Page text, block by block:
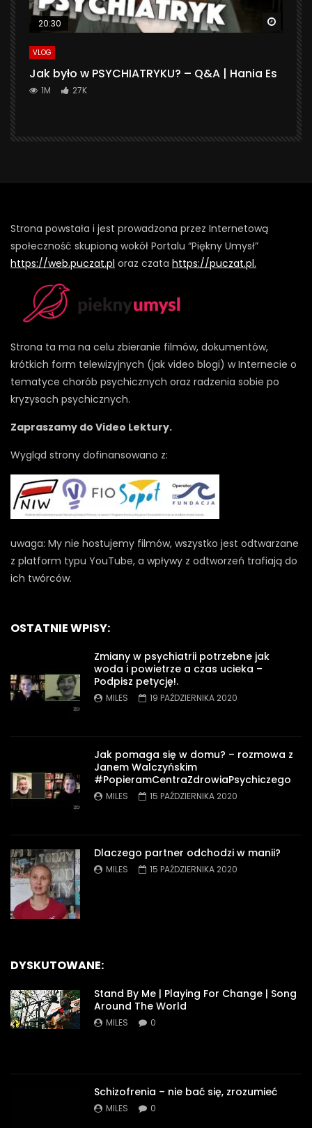
20:30
VLOG
Jak było w PSYCHIATRYKU? – Q&A | Hania Es
1M 27K
Strona powstała i jest prowadzona przez Internetową
społeczność skupioną wokół Portalu “Piękny Umysł”
https://web.puczat.pl oraz czata https://puczat.pl.
Strona ta ma na celu zbieranie filmów, dokumentów,
krótkich form telewizyjnych (jak video blogi) w Internecie o
tematyce chorób psychicznych oraz radzenia sobie po
kryzysach psychicznych.
Zapraszamy do Video Lektury.
Wygląd strony dofinansowano z:
uwaga: My nie hostujemy filmów, wszystko jest odtwarzane
z platform typu YouTube, a wpływy z odtworzeń trafiają do
ich twórców.
OSTATNIE WPISY:
Zmiany w psychiatrii potrzebne jak
woda i powietrze a czas ucieka –
Podpisz petycję!.
MILES 19 PAŹDZIERNIKA 2020
Jak pomaga się w domu? – rozmowa z
Janem Walczyńskim
#PopieramCentraZdrowiaPsychiczego
MILES 15 PAŹDZIERNIKA 2020
Dlaczego partner odchodzi w manii?
MILES 15 PAŹDZIERNIKA 2020
DYSKUTOWANE:
Stand By Me | Playing For Change | Song
Around The World
MILES 0
Schizofrenia – nie bać się, zrozumieć
MILES 0